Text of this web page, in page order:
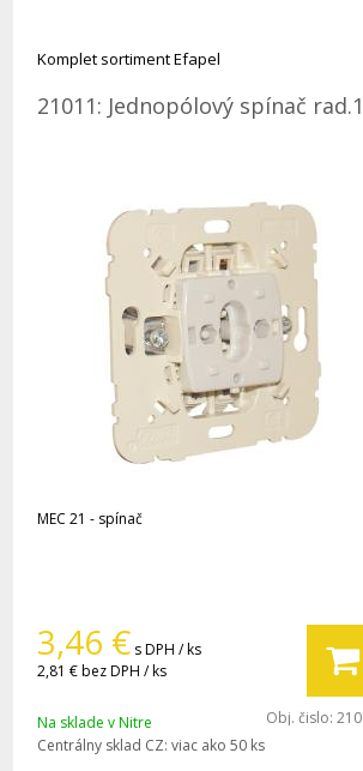
Komplet sortiment Efapel
21011: Jednopólový spínač rad.1
MEC 21 - spínač
3,46 € s DPH / ks
2,81 €bez DPH / ks
Na sklade v Nitre Obj. čislo:
Centrálny sklad CZ: viac ako 50 ks